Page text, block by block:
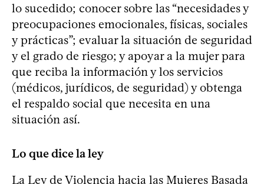
lo sucedido; conocer sobre las “necesidades y
preocupaciones emocionales, físicas, sociales
y prácticas”; evaluar la situación de seguridad
y el grado de riesgo; y apoyar a la mujer para
que reciba la información y los servicios
(médicos, jurídicos, de seguridad) y obtenga
el respaldo social que necesita en una
situación así.
Lo que dice la ley
La Ley de Violencia hacia las Mujeres Basada